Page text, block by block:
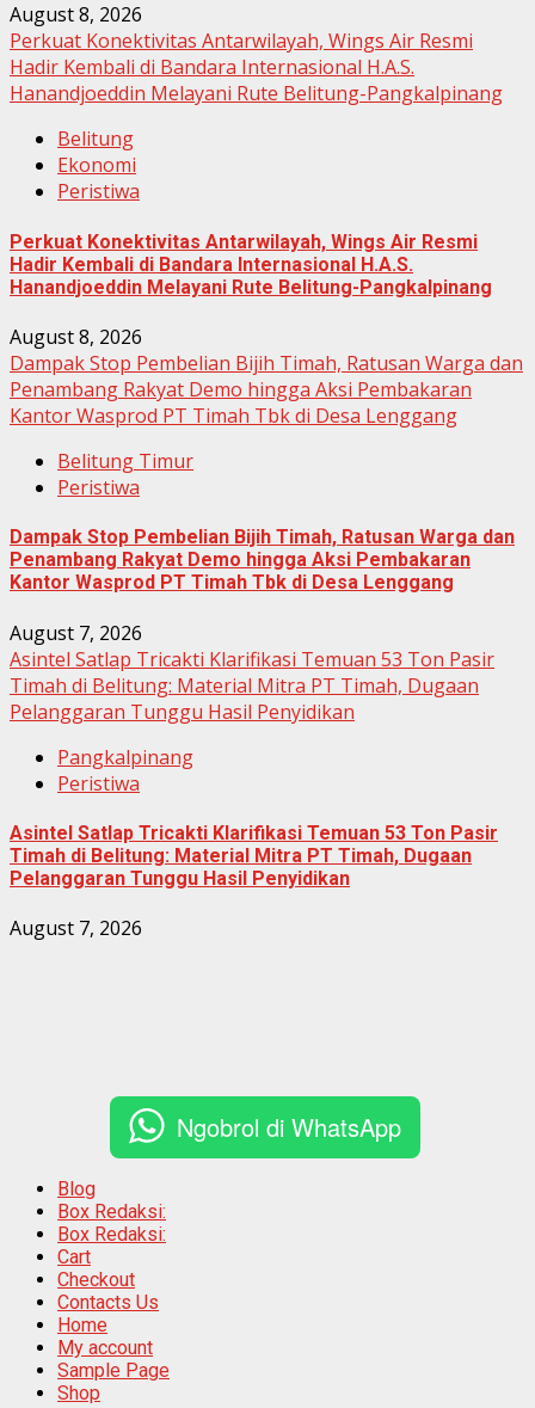
August 8, 2026
Perkuat Konektivitas Antarwilayah, Wings Air Resmi
Hadir Kembali di Bandara Internasional H.A.S.
Hanandjoeddin Melayani Rute Belitung-Pangkalpinang
Belitung
Ekonomi
Peristiwa
Perkuat Konektivitas Antarwilayah, Wings Air Resmi
Hadir Kembali di Bandara Internasional H.A.S.
Hanandjoeddin Melayani Rute Belitung-Pangkalpinang
August 8, 2026
Dampak Stop Pembelian Bijih Timah, Ratusan Warga dan
Penambang Rakyat Demo hingga Aksi Pembakaran
Kantor Wasprod PT Timah Tbk di Desa Lenggang
Belitung Timur
Peristiwa
Dampak Stop Pembelian Bijih Timah, Ratusan Warga dan
Penambang Rakyat Demo hingga Aksi Pembakaran
Kantor Wasprod PT Timah Tbk di Desa Lenggang
August 7, 2026
Asintel Satlap Tricakti Klarifikasi Temuan 53 Ton Pasir
Timah di Belitung: Material Mitra PT Timah, Dugaan
Pelanggaran Tunggu Hasil Penyidikan
Pangkalpinang
Peristiwa
Asintel Satlap Tricakti Klarifikasi Temuan 53 Ton Pasir
Timah di Belitung: Material Mitra PT Timah, Dugaan
Pelanggaran Tunggu Hasil Penyidikan
August 7, 2026
Ngobrol di WhatsApp
Blog
Box Redaksi:
Box Redaksi:
Cart
Checkout
Contacts Us
Home
My account
Sample Page
Shop